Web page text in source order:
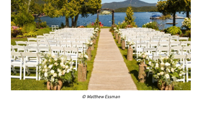
© Matthew Essman